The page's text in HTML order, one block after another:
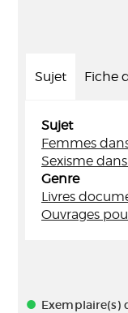
Sujet Fiche
Sujet
Femmes
Sexisme
Genre
Livres
Ouvrages
Exemplaire(s)